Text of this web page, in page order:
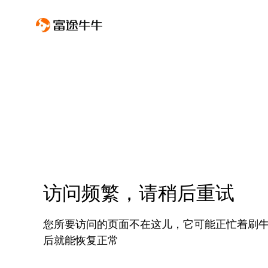
访问频繁，请稍后重试
您所要访问的页面不在这儿，它可能正忙着刷
后就能恢复正常